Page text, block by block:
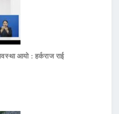
आयो : हर्कराज राई